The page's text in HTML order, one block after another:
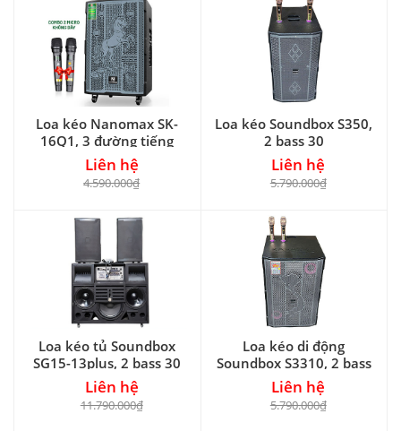
Loa kéo Nanomax SK-
16Q1, 3 đường tiếng
Liên hệ
4.590.000₫
Loa kéo Soundbox S350,
2 bass 30
Liên hệ
5.790.000₫
Loa kéo tủ Soundbox
SG15-13plus, 2 bass 30
Liên hệ
11.790.000₫
Loa kéo di động
Soundbox S3310, 2 bass
30
Liên hệ
5.790.000₫